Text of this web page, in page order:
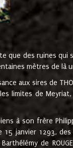
que des ruines
mètres de là
aux sires de
limites de
à son frère
janvier 1293,
de